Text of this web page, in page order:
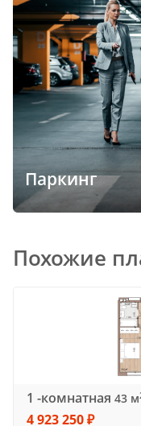
Паркинг
Похожие
1 -комнатная 43 м
4 923 250 ₽